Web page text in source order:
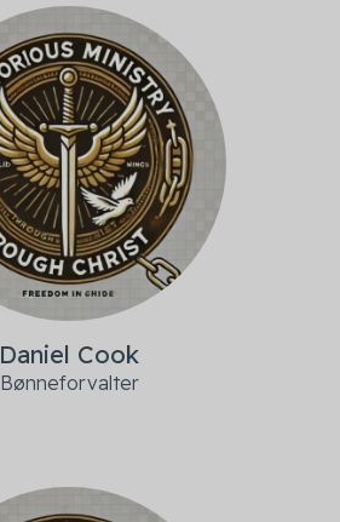
Daniel Cook
Bønneforvalter